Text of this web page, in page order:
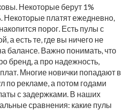
Некоторые берут 1%
Некоторые платят ежедневно,
порог. Есть пулы с
а есть те, где вы ничего не
балансе. Важно понимать, что
бренд, а про надежность,
Многие новички попадают в
по рекламе, а потом годами
с задержками. В наших
сравнения: какие пулы